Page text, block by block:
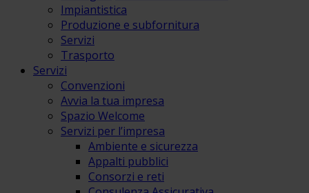
Impiantistica
Produzione e subfornitura
Servizi
Trasporto
Servizi
Convenzioni
Avvia la tua impresa
Spazio Welcome
Servizi per l’impresa
Ambiente e sicurezza
Appalti pubblici
Consorzi e reti